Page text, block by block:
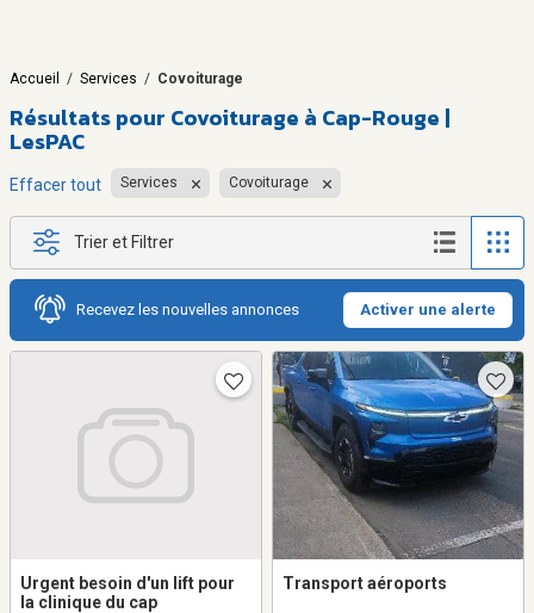
Accueil / Services / Covoiturage
Résultats pour Covoiturage à Cap-Rouge |
LesPAC
Effacer tout Services Covoiturage
Trier et Filtrer
Recevez les nouvelles annonces Activer une alerte
Urgent besoin d'un lift pour
la clinique du cap
Transport aéroports